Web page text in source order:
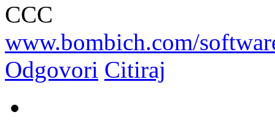
CCC
www.bombich.com/
Odgovori Citiraj